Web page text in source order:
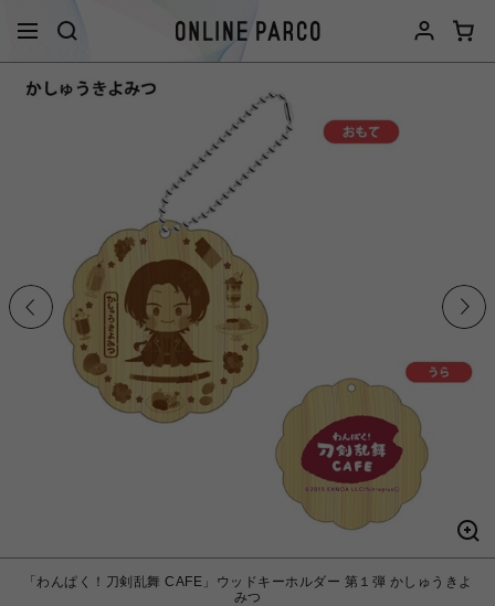
「わんぱく！刀剣乱舞 CAFE」ウッドキーホルダー 第１弾 かしゅうきよ
みつ